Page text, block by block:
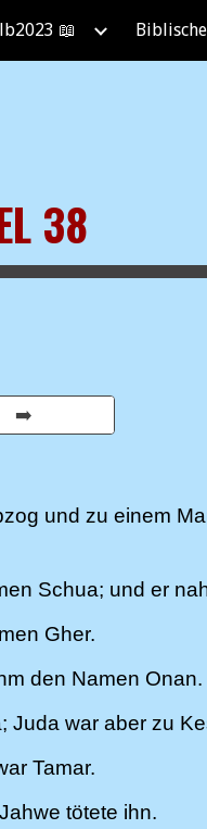
Skip to navigation
📖
38
➡️
und zu einem
Schua; und er
Gher.
den Namen Onan.
war aber zu
Tamar.
tötete ihn.